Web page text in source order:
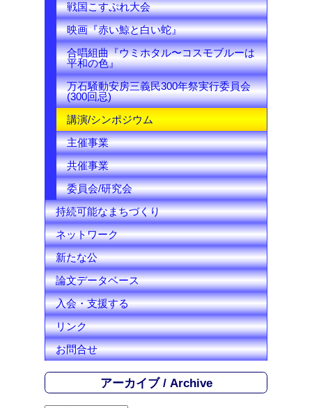
戦国こすぷれ大会
映画『赤い鯨と白い蛇』
合唱組曲『ウミホタル〜コスモブルーは
平和の色』
万石騒動安房三義民300年祭実行委員会
(300回忌)
講演/シンポジウム
主催事業
共催事業
委員会/研究会
持続可能なまちづくり
ネットワーク
新たな公
論文データベース
入会・支援する
リンク
お問合せ
アーカイブ / Archive